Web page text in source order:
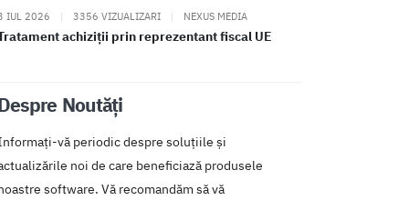
IUL 2026 | 3356 VIZUALIZARI | NEXUS MEDIA
achiziții prin reprezentant fiscal UE
Noutăți
vă periodic despre soluțiile și
noi de care beneficiază produsele
software. Vă recomandăm să vă